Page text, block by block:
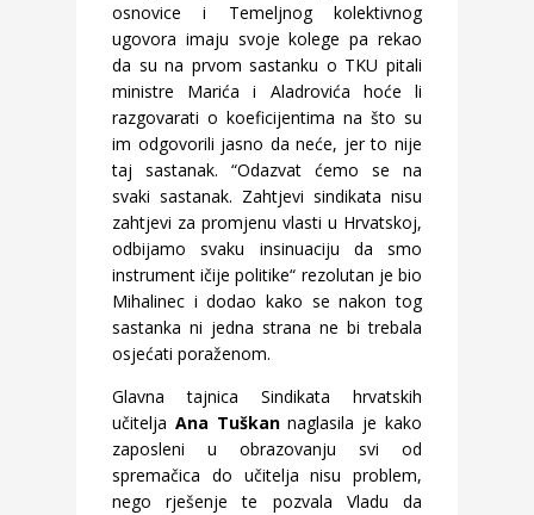
osnovice i Temeljnog kolektivnog
ugovora imaju svoje kolege pa rekao
da su na prvom sastanku o TKU pitali
ministre Marića i Aladrovića hoće li
razgovarati o koeficijentima na što su
im odgovorili jasno da neće, jer to nije
taj sastanak. “Odazvat ćemo se na
svaki sastanak. Zahtjevi sindikata nisu
zahtjevi za promjenu vlasti u Hrvatskoj,
odbijamo svaku insinuaciju da smo
instrument ičije politike“ rezolutan je bio
Mihalinec i dodao kako se nakon tog
sastanka ni jedna strana ne bi trebala
osjećati poraženom.
Glavna tajnica Sindikata hrvatskih
učitelja Ana Tuškannaglasila je kako
zaposleni u obrazovanju svi od
spremačica do učitelja nisu problem,
nego rješenje te pozvala Vladu da